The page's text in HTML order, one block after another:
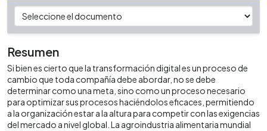
Resumen
Si bien es cierto que la transformación digital es un proceso de
cambio que toda compañía debe abordar, no se debe
determinar como una meta, sino como un proceso necesario
para optimizar sus procesos haciéndolos eficaces, permitiendo
a la organización estar a la altura para competir con las exigencias
del mercado a nivel global. La agroindustria alimentaria mundial